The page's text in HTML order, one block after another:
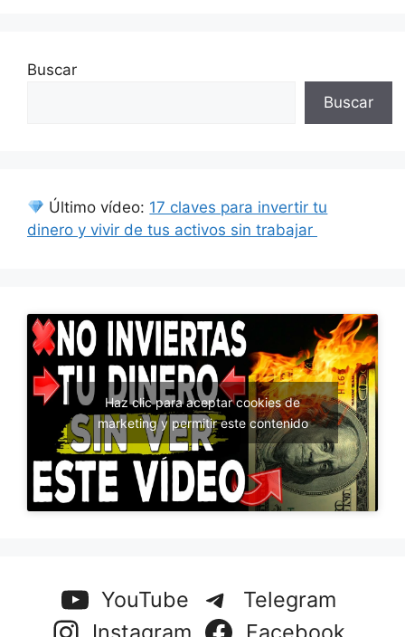
Buscar
Buscar
Último vídeo: 17 claves para invertir tu
dinero y vivir de tus activos sin trabajar
Haz clic para aceptar cookies de
marketing y permitir este contenido
YouTube
Telegram